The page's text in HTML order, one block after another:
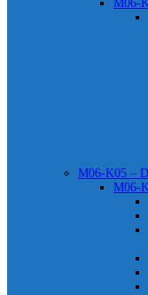
M06-
M06-K05 –
M06-